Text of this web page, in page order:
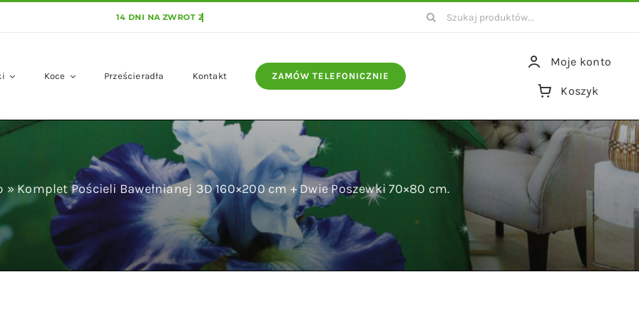
Szukaj
Koce Prześcieradła Kontakt ZAMÓW TELEFONICZNIE
Moje konto
Koszyk
»Komplet Pościeli Bawełnianej 3D 160×200 cm + Dwie Poszewki 70×80 cm.